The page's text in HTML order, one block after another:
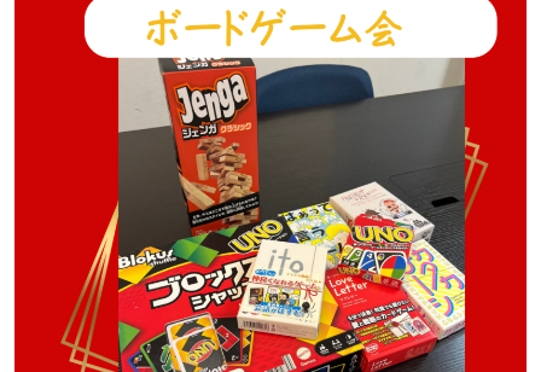
無料体験
プライバシーポリシー
特定商取引法に基づく表記
未分類
イベント
できる支え方
不登校の子どもへの関わり方で気をつけたいこと｜
親がやりがちなNG行動とは
不登校の子どもが学校に行きたくなる魔法の言葉
「なぜ」の位置を変えると、不登校の見え方が変わ
不登校の子どもへの話しかけ方に悩む親へ｜学校の
話をしなくても大丈夫
高卒認定の物理基礎が不安な方へ｜出題範囲と勉強
の進め方
【埼玉県版】不登校からの高校受験ガイド｜令和8
年度入試対応
横浜の学びの多様化学校「横浜きりん学園」とは？
不登校の子どもの新しい学びの場
【神奈川県版】不登校のための高校受験ガイド
【東京都版】不登校のための高校受験ガイド｜フリ
ー入試・チャレンジスクール・通信制
それぞれの才能
不登校の子どもに進路の話はいつする？親が知って
おきたい切り出し方と関わり方
立派な親でなくていい｜不登校の子どもを持つ親が
つらいときの心の整え方
子どもの不登校を前向きに｜休むことの意味と親が
できる支え方
「なぜ」の位置を変えると、不登校の見え方が変わ